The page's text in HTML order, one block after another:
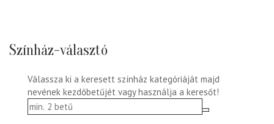
Színház-választó
Válassza ki a keresett színház kategóriáját majd
nevének kezdőbetűjét vagy használja a keresőt!